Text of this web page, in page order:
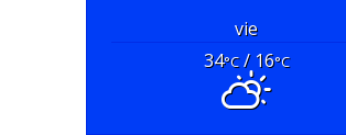
vie
34°C/ 16°C